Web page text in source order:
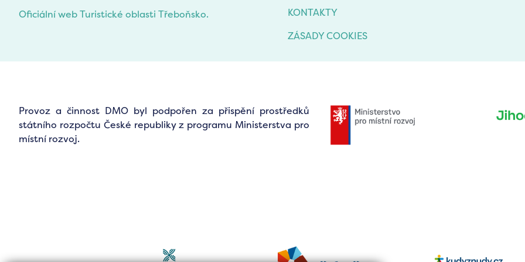
Oficiální web Turistické oblasti Třeboňsko.
KONTAKTY
ZÁSADY COOKIES
Provoz a činnost DMO byl podpořen za přispění prostředků
státního rozpočtu České republiky z programu Ministerstva pro
místní rozvoj.